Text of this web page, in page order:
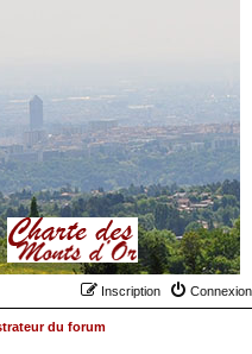
Connexion
Inscription
du forum